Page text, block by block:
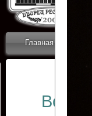
Главная
Все